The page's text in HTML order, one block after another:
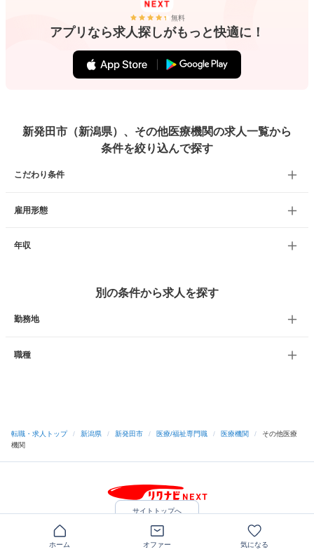
無料
アプリなら求人探しがもっと快適に！
新発田市（新潟県）、その他医療機関の求人一覧から
条件を絞り込んで探す
こだわり条件
雇用形態
年収
別の条件から求人を探す
勤務地
職種
転職・求人トップ / 新潟県 / 新発田市 / 医療/福祉専門職 / 医療機関 /
その他医療
機関
ホーム オファー 気になる
サイトトップへ
中途採用をご検討の企業様 利用規約・プライバシーポリシー
サイトマップ